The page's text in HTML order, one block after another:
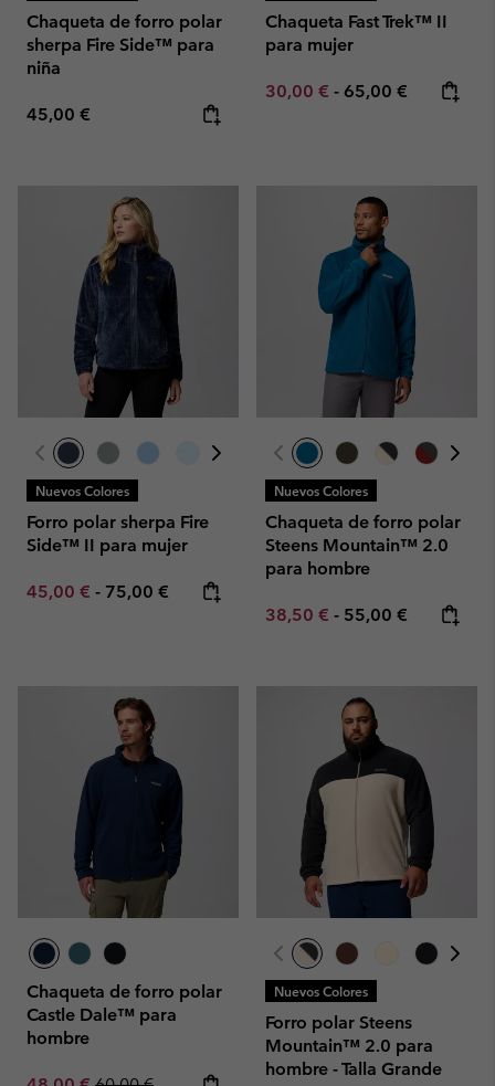
Chaqueta de forro polar
sherpa Fire Side™ para
niña
Regular price:
45,00 €
Chaqueta Fast Trek™ II
para mujer
Minimum sale price:
30,00 € - Maximum price:
65,00 €
Nuevos Colores
Forro polar sherpa Fire
Side™ II para mujer
Minimum sale price:
45,00 € - Maximum price:
75,00 €
Nuevos Colores
Chaqueta de forro polar
Steens Mountain™ 2.0
para hombre
Minimum sale price:
38,50 € - Maximum price:
55,00 €
Chaqueta de forro polar
Castle Dale™ para
hombre
Nuevos Colores
Forro polar Steens
Mountain™ 2.0 para
hombre - Talla Grande